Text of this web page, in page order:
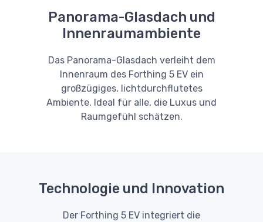
Panorama-Glasdach und
Innenraumambiente
Das Panorama-Glasdach verleiht dem
Innenraum des Forthing 5 EV ein
großzügiges, lichtdurchflutetes
Ambiente. Ideal für alle, die Luxus und
Raumgefühl schätzen.
Technologie und Innovation
Der Forthing 5 EV integriert die